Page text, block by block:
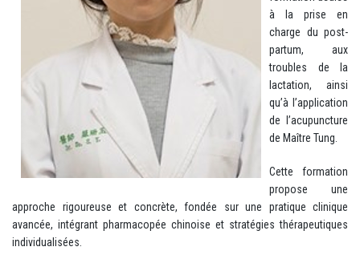
à la prise en
charge du post-
partum, aux
troubles de la
lactation, ainsi
qu’à l’application
de l’acupuncture
de Maître Tung.
Cette formation
propose une
approche rigoureuse et concrète, fondée sur une pratique clinique
avancée, intégrant pharmacopée chinoise et stratégies thérapeutiques
individualisées.